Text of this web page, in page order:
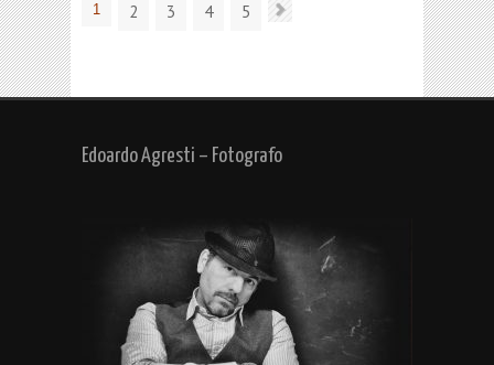
1 2 3 4 5
Edoardo Agresti – Fotografo